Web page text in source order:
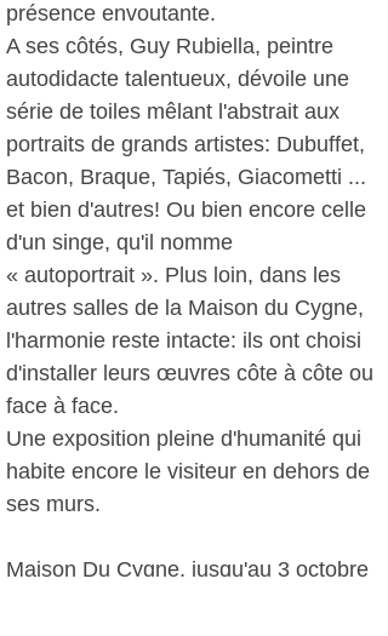
présence envoutante.
A ses côtés, Guy Rubiella, peintre
autodidacte talentueux, dévoile une
série de toiles mêlant l'abstrait aux
portraits de grands artistes: Dubuffet,
Bacon, Braque, Tapiés, Giacometti ...
et bien d'autres! Ou bien encore celle
d'un singe, qu'il nomme
« autoportrait ». Plus loin, dans les
autres salles de la Maison du Cygne,
l'harmonie reste intacte: ils ont choisi
d'installer leurs œuvres côte à côte ou
face à face.
Une exposition pleine d'humanité qui
habite encore le visiteur en dehors de
ses murs.
Maison Du Cygne, jusqu'au 3 octobre